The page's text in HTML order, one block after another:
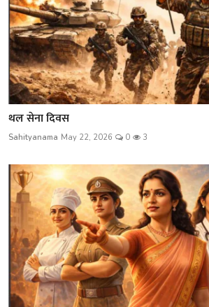
थल सेना दिवस
Sahityanama May 22, 2026 0 3